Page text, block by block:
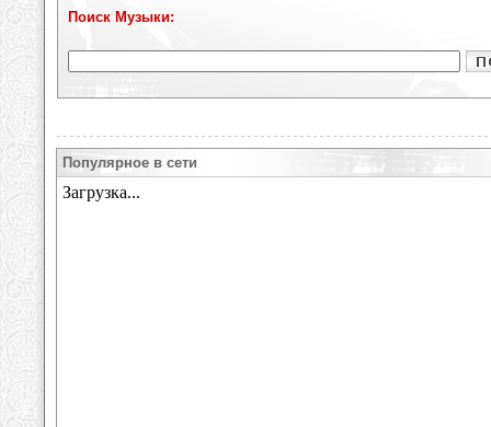
Поиск Музыки:
Популярное в сети